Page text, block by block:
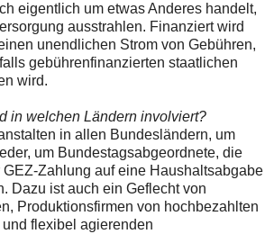
eigentlich um etwas Anderes handelt,
ausstrahlen. Finanziert wird
unendlichen Strom von Gebühren,
gebührenfinanzierten staatlichen
wird.
in welchen Ländern involviert?
in allen Bundesländern, um
um Bundestagsabgeordnete, die
Zahlung auf eine Haushaltsabgabe
Dazu ist auch ein Geflecht von
Produktionsfirmen von hochbezahlten
flexibel agierenden